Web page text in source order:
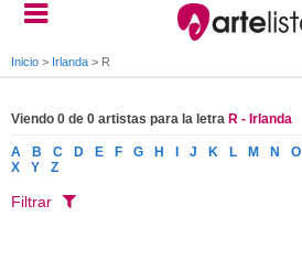
Inicio > Irlanda > R
Viendo 0 de 0 artistas para la letra R - Irlanda
A B C D E F G H J K L M N O
X
Y Z
Filtrar